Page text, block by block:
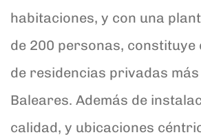
habitaciones, y con una
de 200 personas, constituye
de residencias privadas
Baleares. Además de
calidad, y ubicaciones